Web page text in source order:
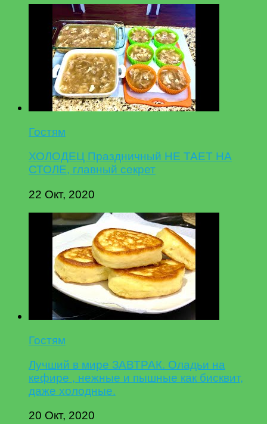
Гостям
ХОЛОДЕЦ Праздничный НЕ ТАЕТ НА
СТОЛЕ, главный секрет
22 Окт, 2020
Гостям
Лучший в мире ЗАВТРАК. Оладьи на
кефире , нежные и пышные как бисквит,
даже холодные.
20 Окт, 2020